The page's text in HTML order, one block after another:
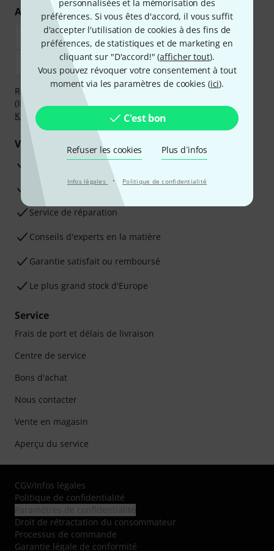
personnalisées et la mémorisation des
préférences. Si vous êtes d'accord, il vous suffit
d'accepter l'utilisation de cookies à des fins de
préférences, de statistiques et de marketing en
cliquant sur "D'accord!" (afficher tout).
Vous pouvez révoquer votre consentement à tout
moment via les paramètres de cookies (ici).
C'est bon
Refuser les cookies Plus d´infos
Infos légales · Politique de confidentialité
Achetez et payez en toute sécurité
Réglez de manière sûre et sécurisée par Virement
(IBAN/BIC), PayPal, Amazon Pay,Klarna Payer Maintenant
Klarna Payer en 3 fois
ou Carte de crédit.
Vos avantages
Ga­ran­tie Thomann 3 ans
Garantie 30 jours satisfait ou remboursé
Service de réparation
Conseils d'experts en la matière
Garantie satisfait ou remboursé
Le plus grand stock d'Europe
Service
Frais de port et délais de livraison
Centre de service
Bons d'achat
Nous contacter
Vente en magasin
Aperçu du service
CGV/Infos légales
Politique de confidentialité
Droit de rétractation du consommateur
Processus de commande
Garantie légale de conformité